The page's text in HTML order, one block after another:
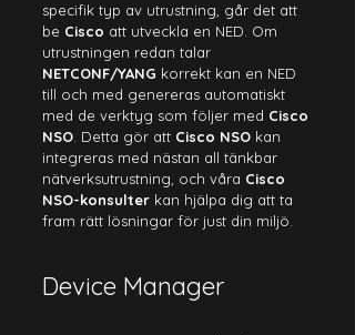
specifik typ av utrustning, går det att
be Cisco att utveckla en NED. Om
utrustningen redan talar
NETCONF/YANG korrekt kan en NED
till och med genereras automatiskt
med de verktyg som följer med Cisco
NSO. Detta gör att Cisco NSO kan
integreras med nästan all tänkbar
nätverksutrustning, och våra Cisco
NSO-konsulter kan hjälpa dig att ta
fram rätt lösningar för just din miljö.
Device Manager